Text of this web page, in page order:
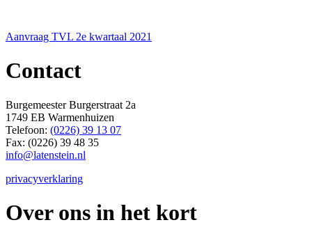
Bericht
Aanvraag TVL 2e kwartaal 2021
Contact
Burgemeester Burgerstraat 2a
1749 EB Warmenhuizen
Telefoon: (0226) 39 13 07
Fax: (0226) 39 48 35
info@latenstein.nl
privacyverklaring
Over ons in het kort